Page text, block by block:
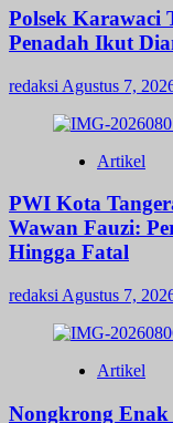
Polsek Karawaci
Penadah Ikut
redaksi Agustus 7,
Artikel
PWI Kota
Wawan Fauzi:
Hingga Fatal
redaksi Agustus 7,
Artikel
Nongkrong Enak